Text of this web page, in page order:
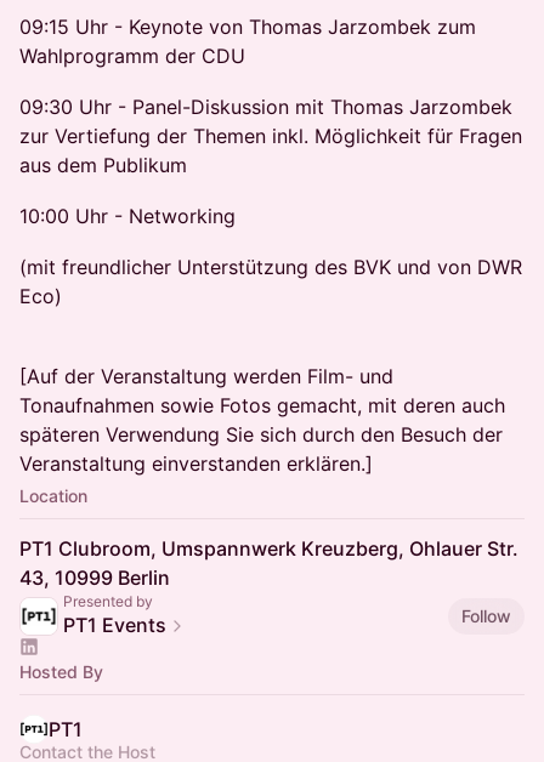
09:15 Uhr - Keynote von Thomas Jarzombek zum
Wahlprogramm der CDU
09:30 Uhr - Panel-Diskussion mit Thomas Jarzombek
zur Vertiefung der Themen inkl. Möglichkeit für Fragen
aus dem Publikum
10:00 Uhr - Networking
(mit freundlicher Unterstützung des BVK und von DWR
Eco)
[Auf der Veranstaltung werden Film- und
Tonaufnahmen sowie Fotos gemacht, mit deren auch
späteren Verwendung Sie sich durch den Besuch der
Veranstaltung einverstanden erklären.]
Location
PT1 Clubroom, Umspannwerk Kreuzberg, Ohlauer Str.
43, 10999 Berlin
Presented by
PT1 Events Follow
Hosted By
PT1
Contact the Host